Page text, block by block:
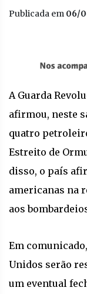
Publicada em 06/
A Guarda
afirmou, neste
quatro
Estreito de
disso, o país
americanas na
aos
Em
Unidos serão
um eventual